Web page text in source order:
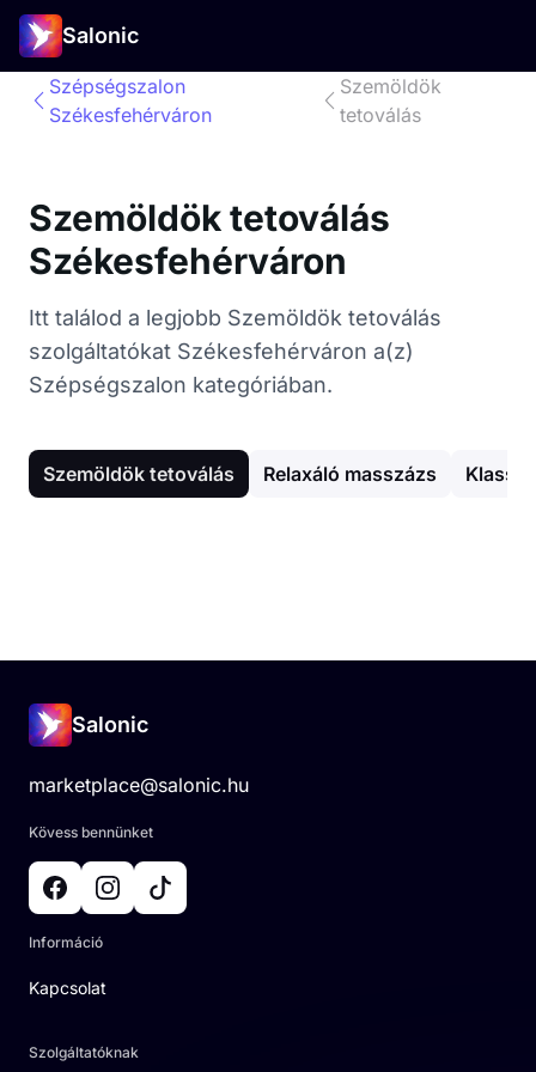
Salonic
Szépségszalon
Székesfehérváron
Szemöldök
tetoválás
Szemöldök tetoválás
Székesfehérváron
Itt találod a legjobb Szemöldök tetoválás
szolgáltatókat Székesfehérváron a(z)
Szépségszalon kategóriában.
Szemöldök tetoválás Relaxáló masszázs
Salonic
marketplace@salonic.hu
Kövess bennünket
Információ
Kapcsolat
Szolgáltatóknak